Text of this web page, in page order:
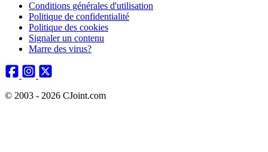
Conditions générales d'utilisation
Politique de confidentialité
Politique des cookies
Signaler un contenu
Marre des virus?
© 2003 - 2026 CJoint.com